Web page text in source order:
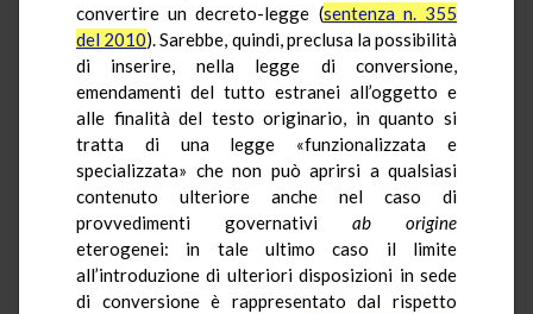
convertire un decreto-legge (sentenza n. 355
del 2010). Sarebbe, quindi, preclusa la possibilità
di inserire, nella legge di conversione,
emendamenti del tutto estranei all’oggetto e
alle finalità del testo originario, in quanto si
tratta di una legge «funzionalizzata e
specializzata» che non può aprirsi a qualsiasi
contenuto ulteriore anche nel caso di
provvedimenti governativi ab origine
eterogenei: in tale ultimo caso il limite
all’introduzione di ulteriori disposizioni in sede
di conversione è rappresentato dal rispetto